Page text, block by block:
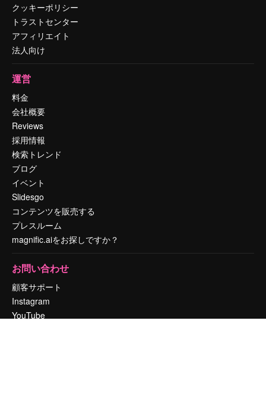
クッキーポリシー
トラストセンター
アフィリエイト
法人向け
運営
料金
会社概要
Reviews
採用情報
検索トレンド
ブログ
イベント
Slidesgo
コンテンツを販売する
プレスルーム
magnific.aiをお探しですか？
お問い合わせ
顧客サポート
Instagram
YouTube